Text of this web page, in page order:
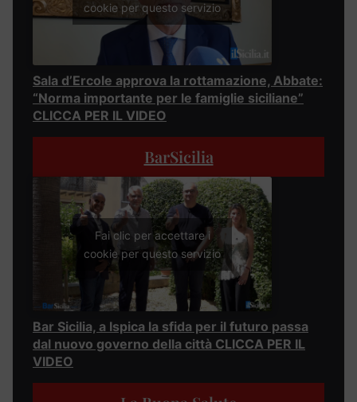
cookie per questo servizio
Sala d’Ercole approva la rottamazione, Abbate:
“Norma importante per le famiglie siciliane”
CLICCA PER IL VIDEO
BarSicilia
Fai clic per accettare i
cookie per questo servizio
Bar Sicilia, a Ispica la sfida per il futuro passa
dal nuovo governo della città CLICCA PER IL
VIDEO